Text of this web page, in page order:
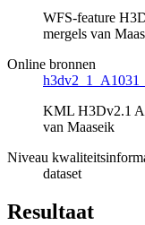
WFS-feature
mergels van
Online bronnen
KML H3Dv2.1
van Maaseik
Niveau
dataset
Resultaat